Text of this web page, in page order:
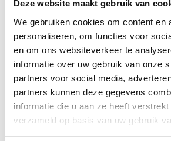
Deze website maakt gebruik van
We gebruiken cookies om content en
personaliseren, om functies voor
en om ons websiteverkeer te
informatie over uw gebruik van onze
partners voor social media,
partners kunnen deze gegevens
informatie die u aan ze heeft
verzameld op basis van uw gebruik
Hoe verkrijgen wij jou
persoonsgegevens?
Wij verkrijgen jouw persoonsgegevens
Vlaamse sportfederaties en OSV’s.